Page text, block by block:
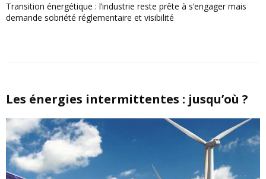
Transition énergétique : l’industrie reste prête à s’engager mais
demande sobriété réglementaire et visibilité
Les énergies intermittentes : jusqu’où ?